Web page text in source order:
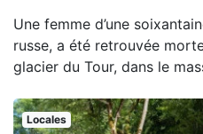
Une femme d’une
russe, a été retrouvée
glacier du Tour, dans le
Locales